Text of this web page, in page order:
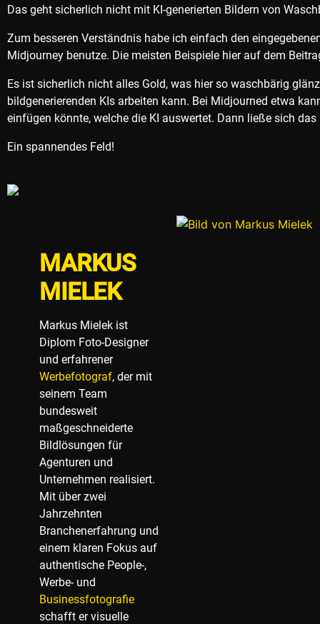
Das geht sicherlich nicht mit KI-generierten Bildern von
Zum besseren Verständnis habe ich einfach den
Midjourney benutze. Die meisten Beispiele hier auf dem
Es ist sicherlich nicht alles Gold, was hier so waschbärig
bildgenerierenden KIs arbeiten kann. Bei Midjourned etwa
einfügen könnte, welche die KI auswertet. Dann ließe sich
Ein spannendes Feld!
MARKUS
MIELEK
Markus Mielek ist
Diplom Foto-Designer
und erfahrener
Werbefotograf, der mit
seinem Team
bundesweit
maßgeschneiderte
Bildlösungen für
Agenturen und
Unternehmen realisiert.
Mit über zwei
Jahrzehnten
Branchenerfahrung und
einem klaren Fokus auf
authentische People-,
Werbe- und
Businessfotografie
schafft er visuelle